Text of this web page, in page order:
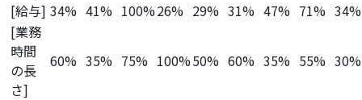
[給与] 34% 41% 100%26% 29% 31% 47% 71% 34%
[業務
時間
の長
さ]
60% 35% 75% 100%50% 60% 35% 55% 30%